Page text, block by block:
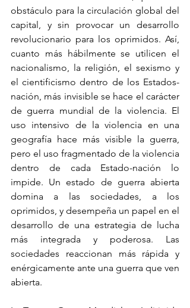
obstáculo para la circulación global del
capital, y sin provocar un desarrollo
revolucionario para los oprimidos. Así,
cuanto más hábilmente se utilicen el
nacionalismo, la religión, el sexismo y
el cientificismo dentro de los Estados-
nación, más invisible se hace el carácter
de guerra mundial de la violencia. El
uso intensivo de la violencia en una
geografía hace más visible la guerra,
pero el uso fragmentado de la violencia
dentro de cada Estado-nación lo
impide. Un estado de guerra abierta
domina a las sociedades, a los
oprimidos, y desempeña un papel en el
desarrollo de una estrategia de lucha
más integrada y poderosa. Las
sociedades reaccionan más rápida y
enérgicamente ante una guerra que ven
abierta.